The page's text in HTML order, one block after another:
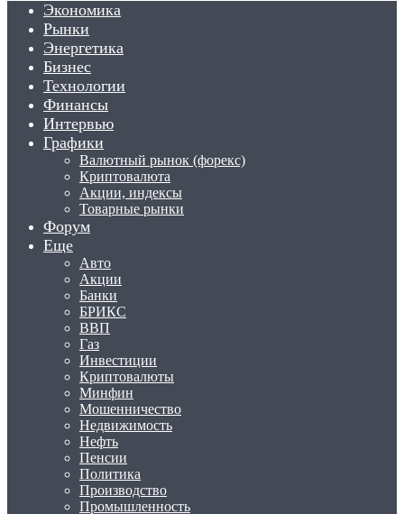
Экономика
Рынки
Энергетика
Бизнес
Технологии
Финансы
Интервью
Графики
Валютный рынок (форекс)
Криптовалюта
Акции, индексы
Товарные рынки
Форум
Еще
Авто
Акции
Банки
БРИКС
ВВП
Газ
Инвестиции
Криптовалюты
Минфин
Мошенничество
Недвижимость
Нефть
Пенсии
Политика
Производство
Промышленность